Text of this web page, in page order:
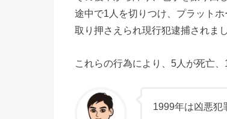
途中で1人を切りつけ、プラット
取り押さえられ現行犯逮捕されまし
これらの行為により、5人が死亡、
1999年は凶悪犯